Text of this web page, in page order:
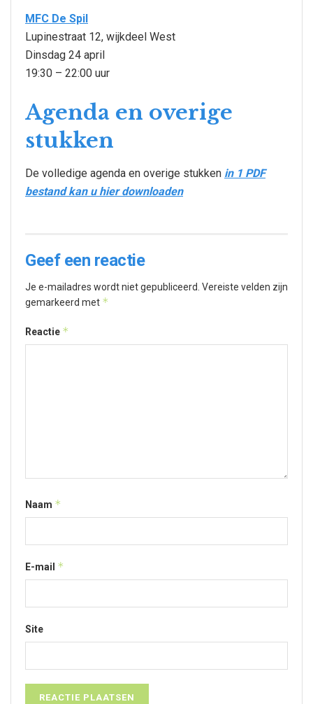
MFC De Spil
Lupinestraat 12, wijkdeel West
Dinsdag 24 april
19:30 – 22:00 uur
Agenda en overige
stukken
De volledige agenda en overige stukken in 1 PDF
bestand kan u hier downloaden
Geef een reactie
Je e-mailadres wordt niet gepubliceerd. Vereiste velden zijn
gemarkeerd met *
Reactie *
Naam *
E-mail *
Site